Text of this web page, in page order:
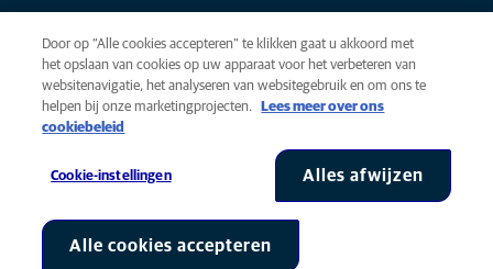
Privacy
Algemene voorwaarden
Cookies
Toegankelijkheid
AniCura is onderdeel van Mars, Inc © 2026
Cookie-instellingen
Door op “Alle cookies accepteren” te klikken gaat u akkoord met
het opslaan van cookies op uw apparaat voor het verbeteren van
websitenavigatie, het analyseren van websitegebruik en om ons te
helpen bij onze marketingprojecten.
Lees meer over ons
cookiebeleid
Cookie-instellingen Alles afwijzen
Alle cookies accepteren